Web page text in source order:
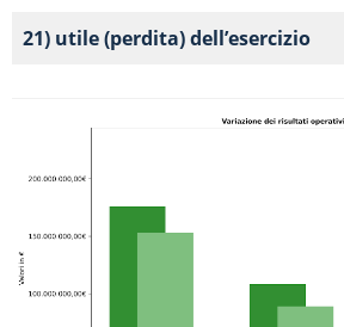
21) utile (perdita) dell’esercizio